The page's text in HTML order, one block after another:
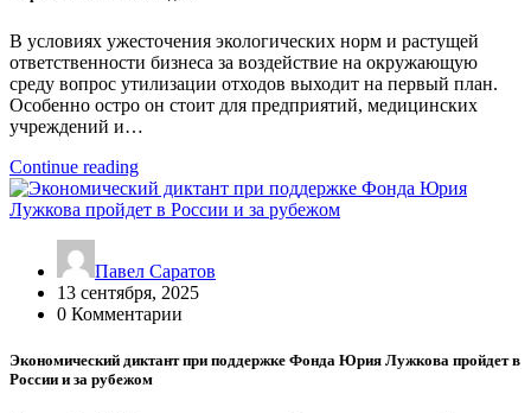
В условиях ужесточения экологических норм и растущей
ответственности бизнеса за воздействие на окружающую
среду вопрос утилизации отходов выходит на первый план.
Особенно остро он стоит для предприятий, медицинских
учреждений и…
Continue reading
Павел Саратов
13 сентября, 2025
0 Комментарии
Экономический диктант при поддержке Фонда Юрия Лужкова пройдет в
России и за рубежом